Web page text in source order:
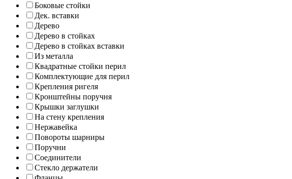
Боковые стойки
Дек. вставки
Дерево
Дерево в стойках
Дерево в стойках вставки
Из металла
Квадратные стойки перил
Комплектующие для перил
Крепления ригеля
Кронштейны поручня
Крышки заглушки
На стену крепления
Нержавейка
Повороты шарниры
Поручни
Соединители
Стекло держатели